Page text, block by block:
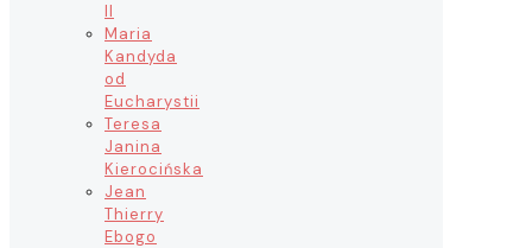
II
Maria
Kandyda
od
Eucharystii
Teresa
Janina
Kierocińska
Jean
Thierry
Ebogo